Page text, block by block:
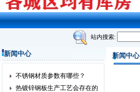
站内搜索:
新闻中心
不锈钢材质参数有哪些？
热镀锌钢板生产工艺会存在的
新闻中心